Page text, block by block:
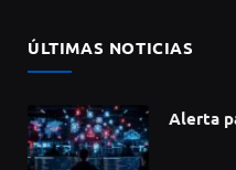
ÚLTIMAS NOTICIAS
Alerta